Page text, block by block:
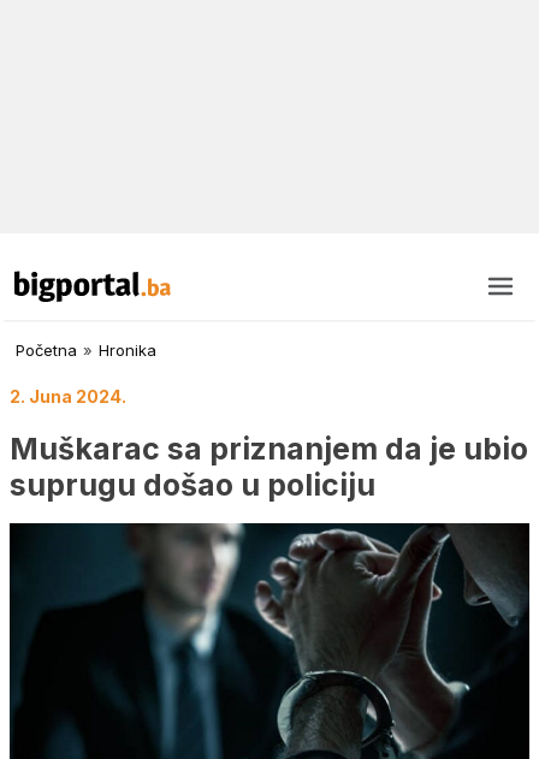
Početna » Hronika
2. Juna 2024.
Muškarac sa priznanjem da je ubio
suprugu došao u policiju